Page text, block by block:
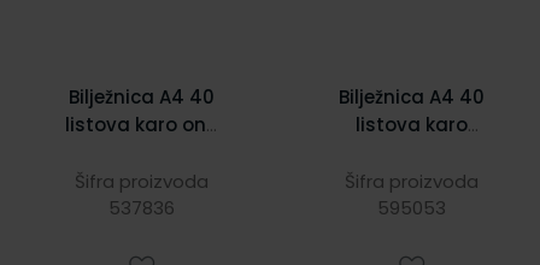
Bilježnica A4 40
listova karo one
Šifra proizvoda
537836
Bilježnica A4 40
listova karo
Šifra proizvoda
595053